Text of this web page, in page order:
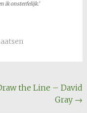
ik onsterfelijk.’
the Line – David
Gray →